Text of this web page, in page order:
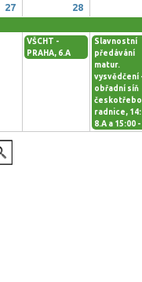
27 28
VŠCHT -
PRAHA, 6.A
Slavnostní
předávání
matur.
vysvědčení
obřadní síň
radnice,
8.A a 15:00 -